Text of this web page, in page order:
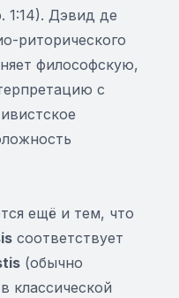
1:14). Дэвид де
риторического
философскую,
с
ещё и тем, что
соответствует
(обычно
классической